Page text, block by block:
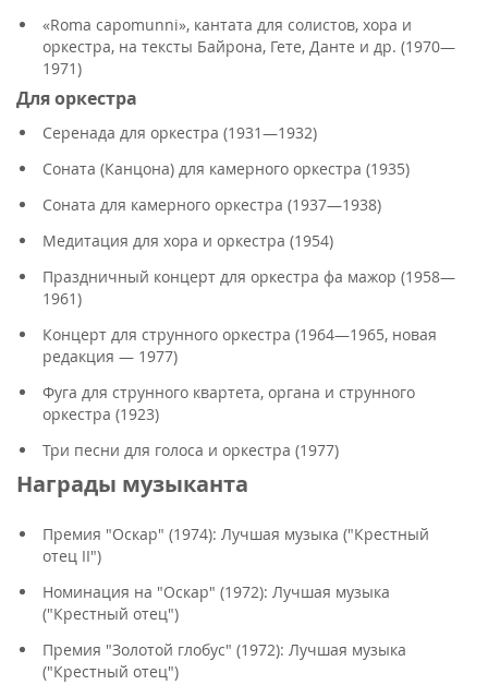
«Roma capomunni», кантата для солистов, хора и
оркестра, на тексты Байрона, Гете, Данте и др. (1970—
1971)
Для оркестра
Серенада для оркестра (1931—1932)
Соната (Канцона) для камерного оркестра (1935)
Соната для камерного оркестра (1937—1938)
Медитация для хора и оркестра (1954)
Праздничный концерт для оркестра фа мажор (1958—
1961)
Концерт для струнного оркестра (1964—1965, новая
редакция — 1977)
Фуга для струнного квартета, органа и струнного
оркестра (1923)
Три песни для голоса и оркестра (1977)
Награды музыканта
Премия "Оскар" (1974): Лучшая музыка ("Крестный
отец II")
Номинация на "Оскар" (1972): Лучшая музыка
("Крестный отец")
Премия "Золотой глобус" (1972): Лучшая музыка
("Крестный отец")